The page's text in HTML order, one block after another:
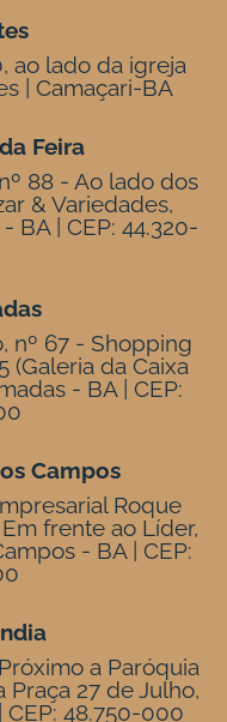
ao lado da igreja
| Camaçari-BA
Feira
88 - Ao lado dos
& Variedades,
BA | CEP: 44.320-
nº 67 - Shopping
(Galeria da Caixa
- BA | CEP:
Campos
Roque
Em frente ao Líder,
- BA | CEP:
a Paróquia
Praça 27 de Julho,
48.750-000